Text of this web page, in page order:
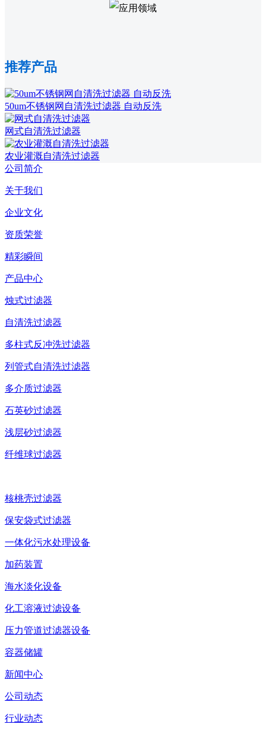
推荐产品
50um不锈钢网自清洗过滤器 自动反洗
网式自清洗过滤器
农业灌溉自清洗过滤器
公司简介
关于我们
企业文化
资质荣誉
精彩瞬间
产品中心
烛式过滤器
自清洗过滤器
多柱式反冲洗过滤器
列管式自清洗过滤器
多介质过滤器
石英砂过滤器
浅层砂过滤器
纤维球过滤器
核桃壳过滤器
保安袋式过滤器
一体化污水处理设备
加药装置
海水淡化设备
化工溶液过滤设备
压力管道过滤器设备
容器储罐
新闻中心
公司动态
行业动态